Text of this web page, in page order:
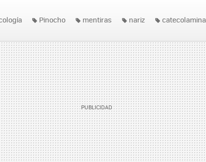
Pinocho mentiras nariz